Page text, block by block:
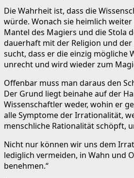
Die Wahrheit ist, dass die
würde. Wonach sie heimlich
Mantel des Magiers und die Stola
dauerhaft mit der Religion und der
sucht, dass er die einzig mögliche
unrecht und wird wieder zum
Offenbar muss man daraus den
Der Grund liegt beinahe auf der
Wissenschaftler weder, wohin er
alle Symptome der Irrationalität,
menschliche Rationalität schöpft,
Nicht nur können wir uns dem
lediglich vermeiden, in Wahn und
benehmen.“